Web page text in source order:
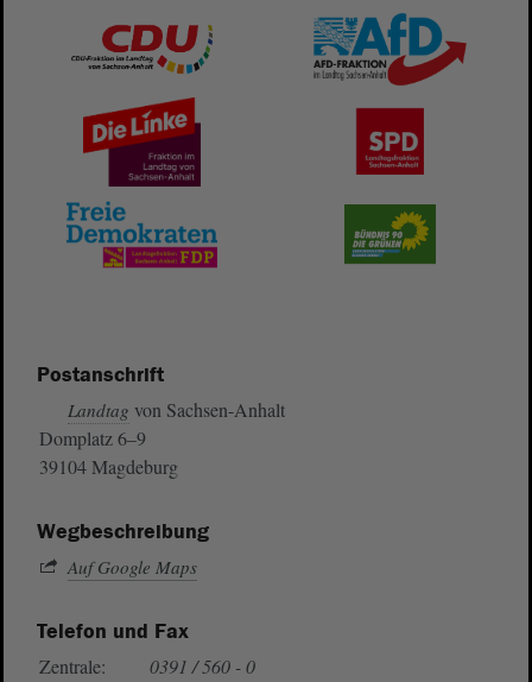
Postanschrift
Landtag von Sachsen-Anhalt
Domplatz 6–9
39104 Magdeburg
Wegbeschreibung
Auf Google Maps
Telefon und Fax
Zentrale:
0391 / 560 - 0